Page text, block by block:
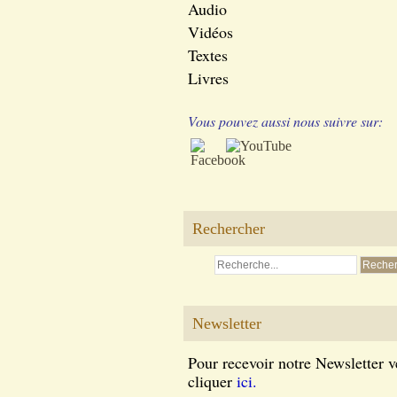
Audio
Vidéos
Textes
Livres
Vous pouvez aussi nous suivre sur:
Rechercher
Newsletter
Pour recevoir notre Newsletter
cliquer ici.